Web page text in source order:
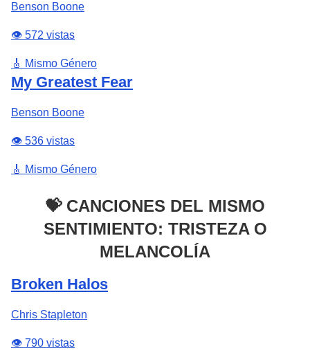
Benson Boone
👁️ 572 vistas
🎸 Mismo Género
My Greatest Fear
Benson Boone
👁️ 536 vistas
🎸 Mismo Género
💝 CANCIONES DEL MISMO
SENTIMIENTO: TRISTEZA O
MELANCOLÍA
Broken Halos
Chris Stapleton
👁️ 790 vistas